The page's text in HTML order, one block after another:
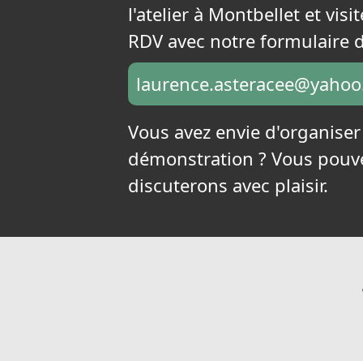
l'atelier à Montbellet et
RDV avec notre formulaire
Vous avez envie
démonstration ? Vous
discuterons avec plaisir.